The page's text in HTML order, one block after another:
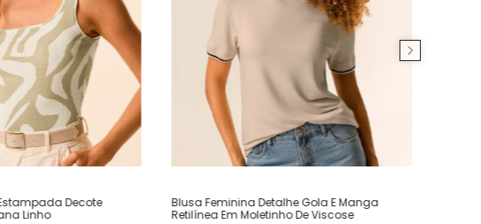
Decote
Linho
Blusa Feminina Detalhe Gola E Manga
Retilínea Em Moletinho De Viscose